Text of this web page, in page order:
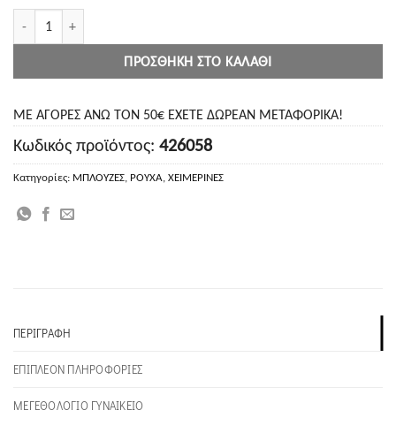
ΠΡΟΣΘΉΚΗ ΣΤΟ ΚΑΛΆΘΙ
ΜΕ ΑΓΟΡΕΣ ΑΝΩ ΤΟΝ 50€ ΕΧΕΤΕ ΔΩΡΕΑΝ ΜΕΤΑΦΟΡΙΚΑ!
Κωδικός προϊόντος: 426058
Κατηγορίες: ΜΠΛΟΥΖΕΣ, ΡΟΥΧΑ, ΧΕΙΜΕΡΙΝΕΣ
ΠΕΡΙΓΡΑΦΉ
ΕΠΙΠΛΈΟΝ ΠΛΗΡΟΦΟΡΊΕΣ
ΜΕΓΕΘΟΛΟΓΙΟ ΓΥΝΑΙΚΕΙΟ